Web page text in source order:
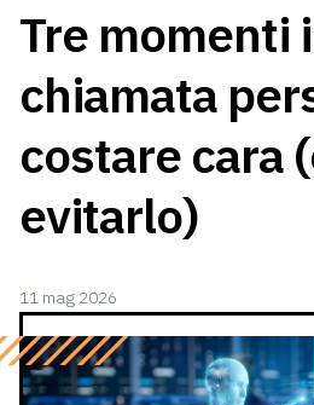
Tre momenti
chiamata
costare cara
evitarlo)
11 mag 2026